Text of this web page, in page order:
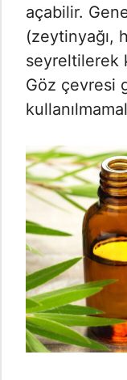
açabilir.
(zeytinyağı,
seyreltilerek
Göz çevresi